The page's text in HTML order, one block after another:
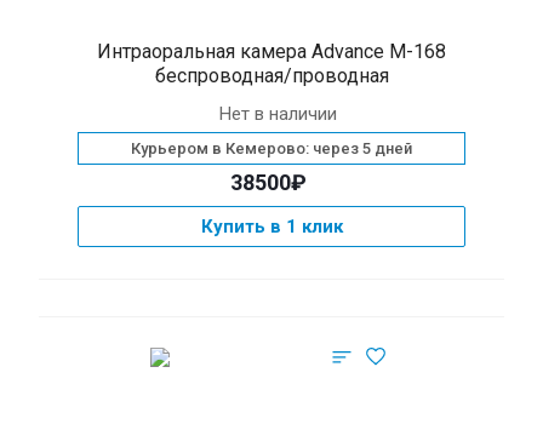
Интраоральная камера Advance М-168
беспроводная/проводная
Нет в наличии
Курьером в Кемерово: через 5 дней
38500₽
Купить в 1 клик